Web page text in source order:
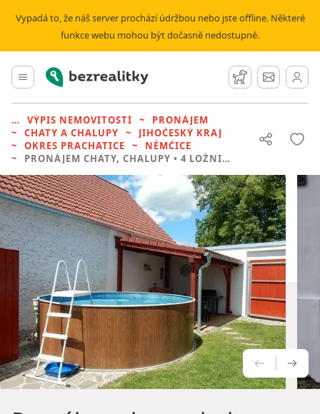
Vypadá to, že náš server prochází údržbou nebo jste offline. Některé
funkce webu mohou být dočasně nedostupné.
Hlavní menu
Bezrealitky Hlídací pes
Zprávy
VÝPIS NEMOVITOSTÍ
PRONÁJEM
CHATY A CHALUPY
JIHOČESKÝ KRAJ
OKRES PRACHATICE
NĚMČICE
PRONÁJEM CHATY, CHALUPY • 4 LOŽNICE BEZ REALITKY